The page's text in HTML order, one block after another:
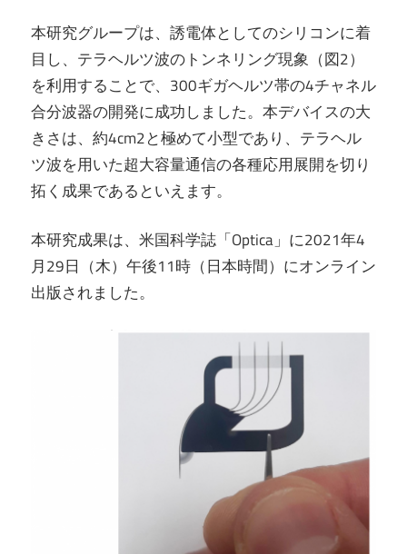
本研究グループは、誘電体としてのシリコンに着
目し、テラヘルツ波のトンネリング現象（図2）
を利用することで、300ギガヘルツ帯の4チャネル
合分波器の開発に成功しました。本デバイスの大
きさは、約4cm2と極めて小型であり、テラヘル
ツ波を用いた超大容量通信の各種応用展開を切り
拓く成果であるといえます。
本研究成果は、米国科学誌「Optica」に2021年4
月29日（木）午後11時（日本時間）にオンライン
出版されました。